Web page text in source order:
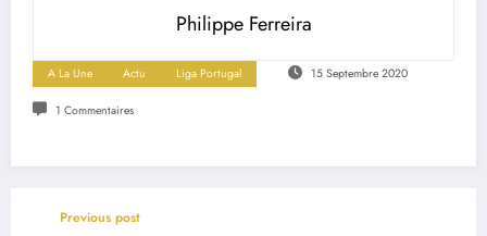
Philippe Ferreira
A La Une Actu Liga Portugal 15 Septembre 2020
1 Commentaires
Previous post